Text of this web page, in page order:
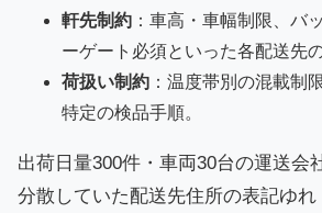
軒先制約 ：車高・車幅制限、バ
ーゲート必須といった各配送先
荷扱い制約 ：温度帯別の混載制
特定の検品手順。
出荷日量300件・車両30台の運送会
分散していた配送先住所の表記ゆれ